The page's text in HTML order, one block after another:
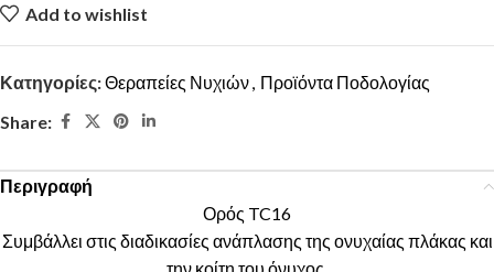
Add to wishlist
Κατηγορίες:Θεραπείες Νυχιών, Προϊόντα Ποδολογίας
Share:
Περιγραφή
Ορός TC16
Συμβάλλει στις διαδικασίες ανάπλασης της ονυχαίας πλάκας και